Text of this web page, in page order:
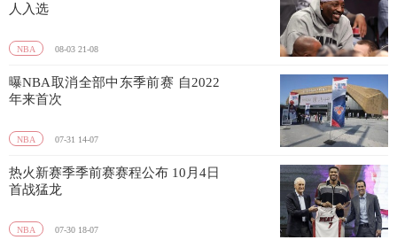
人入选
NBA 08-03 21-08
曝NBA取消全部中东季前赛 自2022
年来首次
NBA 07-31 14-07
热火新赛季季前赛赛程公布 10月4日
首战猛龙
NBA 07-30 18-07